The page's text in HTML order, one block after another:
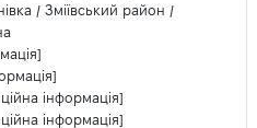
/ Зміївський район /
інформація]
інформація]